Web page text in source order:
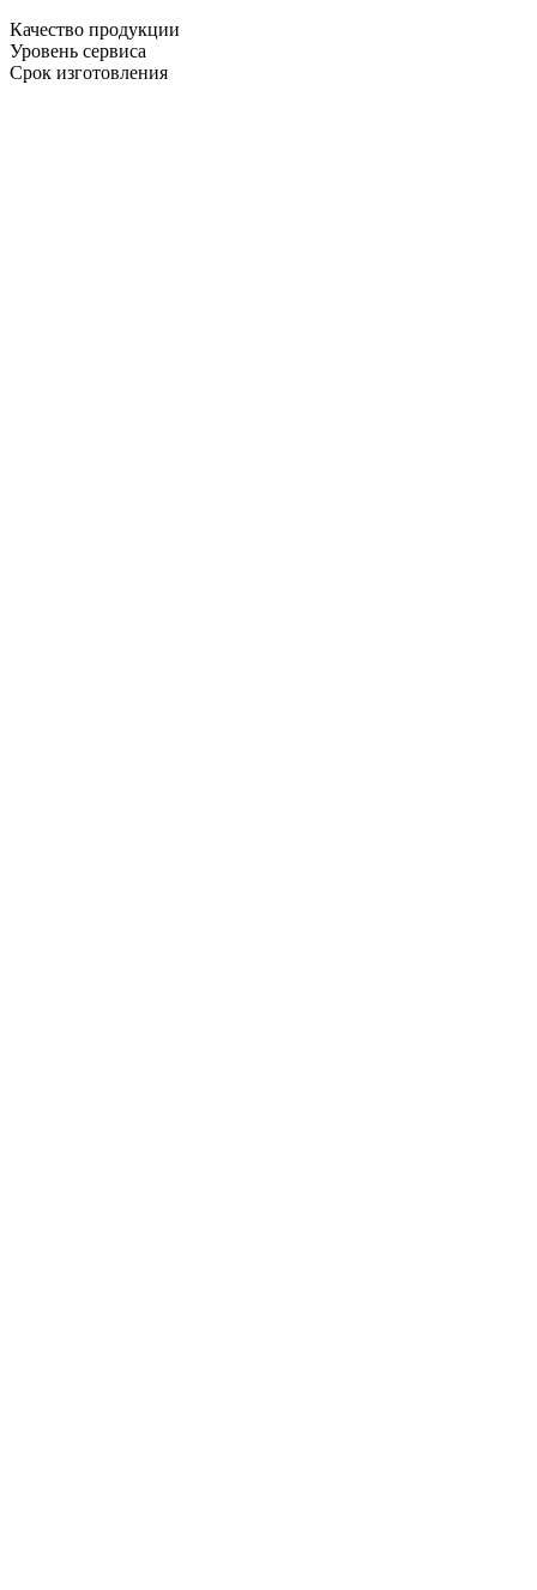
Качество продукции
Уровень сервиса
Срок изготовления